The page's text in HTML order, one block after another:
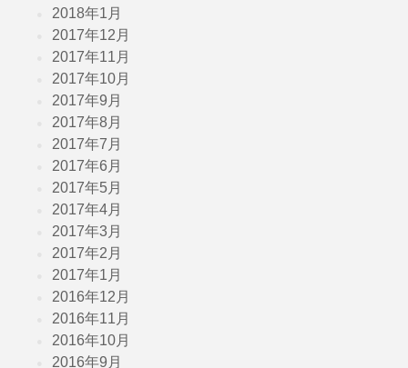
2018年1月
2017年12月
2017年11月
2017年10月
2017年9月
2017年8月
2017年7月
2017年6月
2017年5月
2017年4月
2017年3月
2017年2月
2017年1月
2016年12月
2016年11月
2016年10月
2016年9月